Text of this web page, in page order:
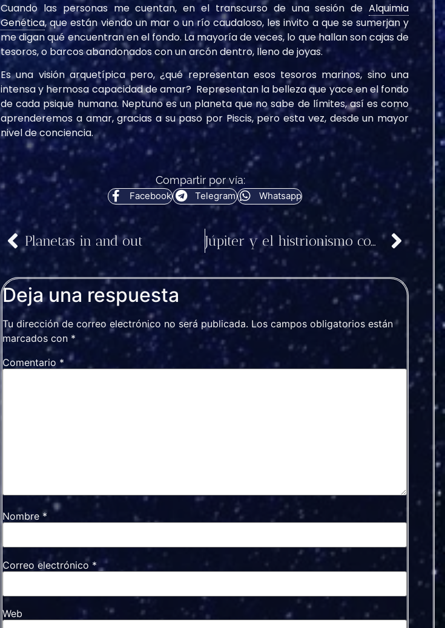
Cuando las personas me cuentan, en el transcurso de una sesión de Alquimia
Genética, que están viendo un mar o un río caudaloso, les invito a que se sumerjan y
me digan qué encuentran en el fondo. La mayoría de veces, lo que hallan son cajas de
tesoros, o barcos abandonados con un arcón dentro, lleno de joyas.
Es una visión arquetípica pero, ¿qué representan esos tesoros marinos, sino una
intensa y hermosa capacidad de amar? Representan la belleza que yace en el fondo
de cada psique humana. Neptuno es un planeta que no sabe de límites, así es como
aprenderemos a amar, gracias a su paso por Piscis, pero esta vez, desde un mayor
nivel de conciencia.
Compartir por vía:
Facebook Telegram Whatsapp
Planetas in and out Júpiter y el histrionismo compulsivo
Deja una respuesta
Tu dirección de correo electrónico no será publicada. Los campos obligatorios están
marcados con *
Comentario *
Nombre*
Correo electrónico *
Web